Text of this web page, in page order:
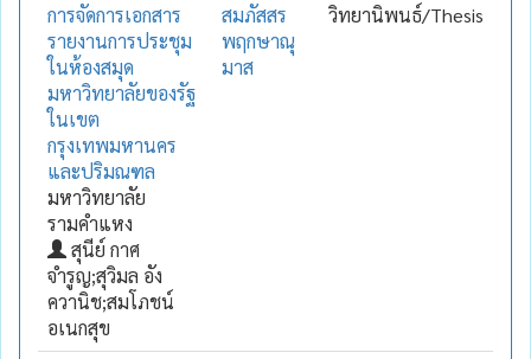
การจัดการเอกสาร
รายงานการประชุม
ในห้องสมุด
มหาวิทยาลัยของรัฐ
ในเขต
กรุงเทพมหานคร
และปริมณฑล
มหาวิทยาลัย
รามคำแหง
สุนีย์ กาศ
จำรูญ;สุวิมล อัง
ควานิช;สมโภชน์
อเนกสุข
สมภัสสร
พฤกษาณุ
มาส
วิทยานิพนธ์/Thesis